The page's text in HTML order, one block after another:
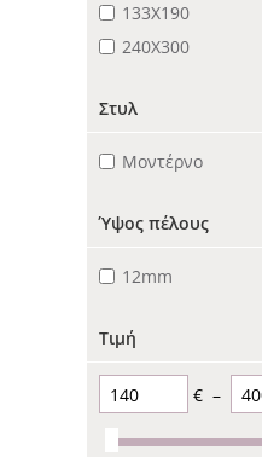
133Χ190
240X300
Στυλ
Μοντέρνο
Ύψος πέλους
12mm
Τιμή
€ –